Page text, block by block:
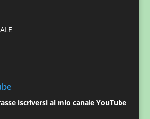
iscriversi al mio canale YouTube